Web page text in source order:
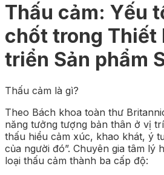
Thấu cảm: Yếu
chốt trong Thiết
triển Sản phẩm
Thấu cảm là gì?
Theo Bách khoa toàn thư
năng tưởng tượng bản thân ở vị
thấu hiểu cảm xúc, khao khát, ý
của người đó”. Chuyên gia tâm lý
loại thấu cảm thành ba cấp độ: